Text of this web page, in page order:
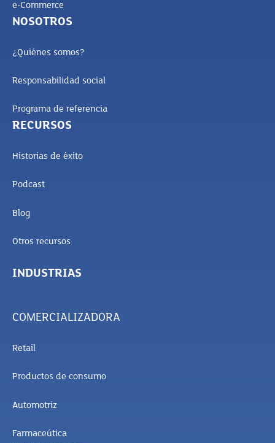
e-Commerce
NOSOTROS
¿Quiénes somos?
Responsabilidad social
Programa de referencia
RECURSOS
Historias de éxito
Podcast
Blog
Otros recursos
INDUSTRIAS
COMERCIALIZADORA
Retail
Productos de consumo
Automotriz
Farmaceútica